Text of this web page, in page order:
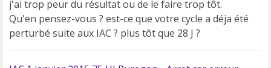
j'ai trop peur du résultat ou de le faire trop tôt.
Qu'en pensez-vous ? est-ce que votre cycle a déja été
perturbé suite aux IAC ? plus tôt que 28 J ?